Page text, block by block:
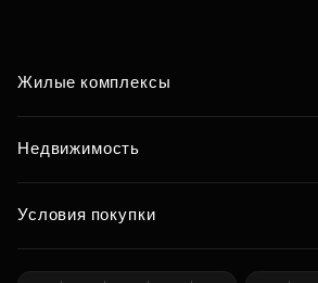
Жилые комплексы
Недвижимость
Условия покупки